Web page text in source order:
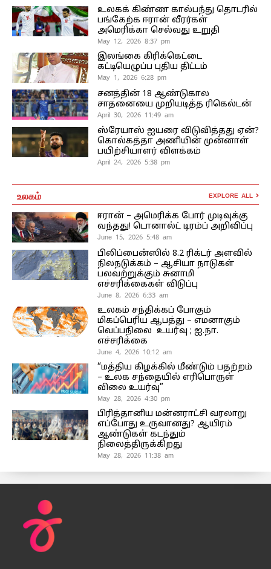
உலகக் கிண்ண கால்பந்து தொடரில்
பங்கேற்க ஈரான் வீரர்கள்
அமெரிக்கா செல்வது உறுதி
May 12, 2026 8:37 pm
இலங்கை கிரிக்கெட்டை
கட்டியெழுப்ப புதிய திட்டம்
May 1, 2026 6:28 pm
சனத்தின் 18 ஆண்டுகால
சாதனையை முறியடித்த ரிகெல்டன்
April 30, 2026 11:49 am
ஸ்ரேயாஸ் ஐயரை விடுவித்தது ஏன்?
கொல்கத்தா அணியின் முன்னாள்
பயிற்சியாளர் விளக்கம்
April 24, 2026 5:38 pm
உலகம் EXPLORE ALL
ஈரான் – அமெரிக்க போர் முடிவுக்கு
வந்தது! டொனால்ட் டிரம்ப் அறிவிப்பு
June 15, 2026 5:48 am
பிலிப்பைன்ஸில் 8.2 ரிக்டர் அளவில்
நிலநடுக்கம் – ஆசியா நாடுகள்
பலவற்றுக்கும் சுனாமி
எச்சரிக்கைகள் விடுப்பு
June 8, 2026 6:33 am
உலகம் சந்திக்கப் போகும்
மிகப்பெரிய ஆபத்து – எமனாகும்
வெப்பநிலை உயர்வு ; ஐ.நா.
எச்சரிக்கை
June 4, 2026 10:12 am
“மத்திய கிழக்கில் மீண்டும் பதற்றம்
– உலக சந்தையில் எரிபொருள்
விலை உயர்வு”
May 28, 2026 4:30 pm
பிரித்தானிய மன்னராட்சி வரலாறு
எப்போது உருவானது? ஆயிரம்
ஆண்டுகள் கடந்தும்
நிலைத்திருக்கிறது
May 28, 2026 11:38 am